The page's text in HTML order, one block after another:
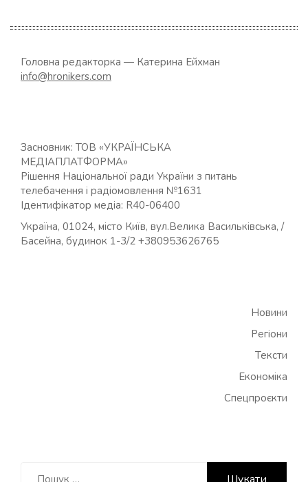
Головна редакторка — Катерина Ейхман
info@hronikers.com
Засновник: ТОВ «УКРАЇНСЬКА
МЕДІАПЛАТФОРМА»
Рішення Національної ради України з питань
телебачення і радіомовлення №1631
Ідентифікатор медіа: R40-06400
Україна, 01024, місто Київ, вул.Велика Васильківська, /
Басейна, будинок 1-3/2 +380953626765
Новини
Регіони
Тексти
Економіка
Спецпроєкти